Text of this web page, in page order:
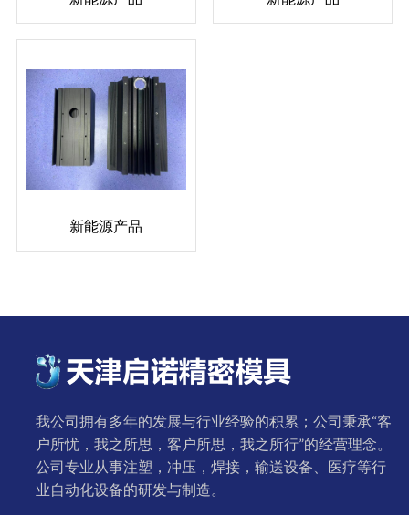
新能源产品
我公司拥有多年的发展与行业经验的积累；公司秉承“客
户所忧，我之所思，客户所思，我之所行”的经营理念。
公司专业从事注塑，冲压，焊接，输送设备、医疗等行
业自动化设备的研发与制造。